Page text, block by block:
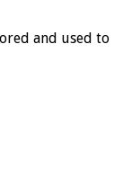
and used to